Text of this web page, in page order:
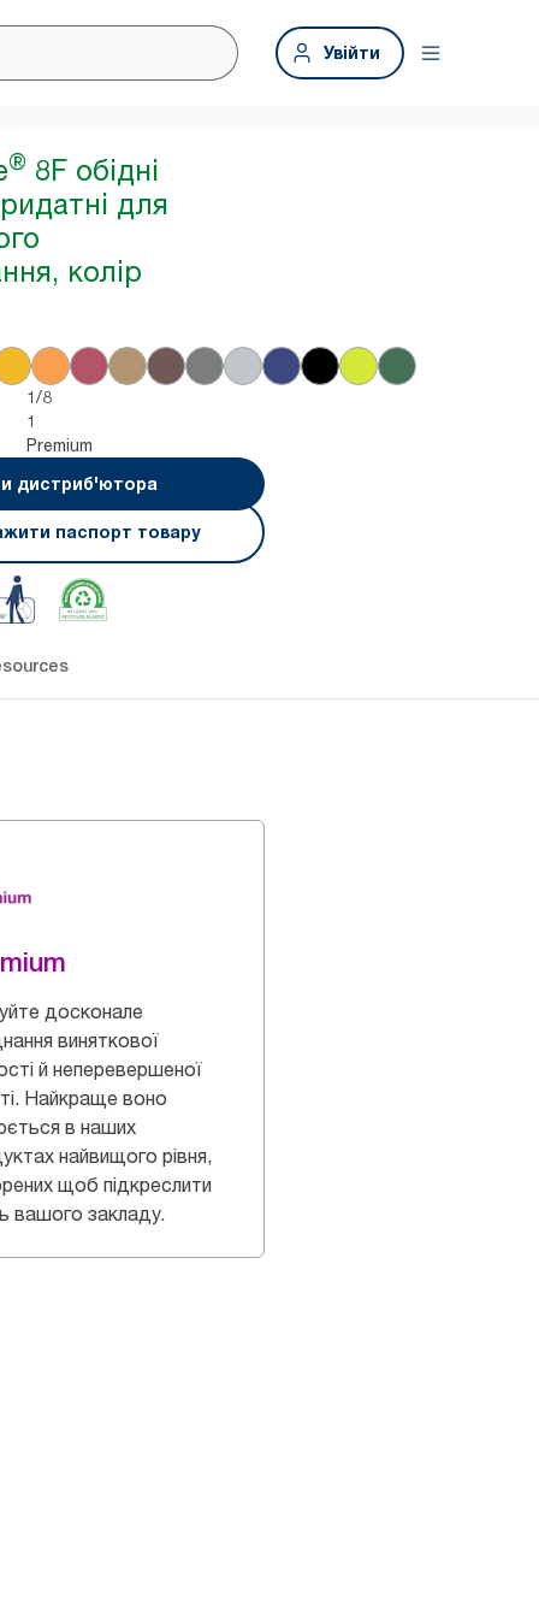
Увійти
® 8F обідні
для
колір
1/8
1
Premium
дистриб'ютора
паспорт товару
досконале
виняткової
й неперевершеної
Найкраще воно
в наших
найвищого рівня,
щоб підкреслити
вашого закладу.